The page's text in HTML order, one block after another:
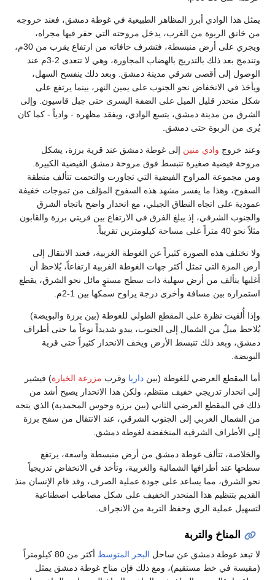
يمثل هذا الوادي أبرز المظاهر الطبيعية في غوطة دمشق، فعند خروجه
من خانق الربوة من الغرب، يدخل مروحته التي حفر فيها مجراه،
ويجري على أرض منبسطة، فتشرف حافاته من ارتفاع يقرب من 30م،
وتندمج بعد ذلك بالتدريج بالهضاب المجاورة، وهي لا تتعدى 2-3م عند
الوصول إلى أقصى شرقي مدينة دمشق. وبعد ذلك ينفسح السهل،
ويأخذ في الانخفاض نحو الجنوب على يمين النهر، بينما يرتفع على
شكل منحدر قليل الميل على الضفة اليسرى حتى جبل قاسيون. وإلى
الشرق من مدينة دمشق، يتسع الوادي، ويفقد مظهره - وادياً - كما كان
يُرى من الربوة حتى دمشق.
وعند خروج وادي منين إلى غوطة دمشق عند قرية برزة، يشكل
مروحة فيضية صغيرة تنبسط فوق مروحة دمشق الفيضية الكبيرة.
ومن مجموعة المراوح الفيضية التي تجاورت والتحمت تتألف منطقة
السفوح، وهذا ما يفسر مشهد هذه السفوح المؤلف من تموجات خفيفة
عمودية على اتجاه النطاق الجبلي، مع انحدار واضح باتجاه الشرق
والجنوب الشرقي، إذ يبلغ الفرق في الارتفاع بين قريتي برزة والقابون
مثلاً نحو 40 متراً على مساحة كيلومترين تقريباً.
ولا تختلف هذه الصورة كثيراً عن الغوطة الغربية، فعند الانتقال إلى
أرض المزة التي تمثل أكثر جهات الغوطة الغربية ارتفاعاً، يُلاحظ أن
أغلبها يتألف من أرض سهلية ذات سطح مستوٍ مائل نحو الشرق، يقطع
استمراره بين مسافة وأخرى درجة يراوح سمكها بين 1-2م.
وإذا أُلقيت نظرة على المقطع الطولي للغوطة (بين برزة والبويضة)
يُلاحظ ميلٌ من الشمال إلى الجنوب، يبدو شديداً نوعاً ما حتى أطراف
دمشق، وبعد ذلك تنبسط الأرض ويخف الانحدار كثيراً حتى قرية
البويضة.
أما المقطع العرضي للغوطة (بين داريا وقرب مزرعة الخيارة) فيشير
إلى انحدار تدريجي خفيف منتظم، ولكن هذا الانحدار يصبح أشد من
ذلك في المقطع العرضي الثاني (بين برزة وحوس المحمدية) الذي يتجه
من الشمال الغربي إلى الجنوب الشرقي، عند الانتقال من سفح برزة
إلى الأطراف الشرقية المنخفضة لغوطة دمشق.
والخلاصة، تتألف غوطة دمشق من أرض منبسطة واسعة، يرتفع
سطحها عند أطرافها الشمالية والغربية، وتأخذ في الانخفاض تدريجياً
نحو الشرق، مما يساعد على جودة عملية الصرف، وقد قام الإنسان منذ
القديم بتنظيم هذا المنحدر الخفيف على شكل مصاطب اصطناعية
لتسهيل عملية الري وحفظ التربة من الانجراف.
المناخ والتربة
لا تبعد غوطة دمشق عن ساحل البحر المتوسط
أكثر من 80 كيلومتراً
(مقيسة في خط مستقيم)، ومع ذلك فإن مناخ غوطة دمشق يمثل